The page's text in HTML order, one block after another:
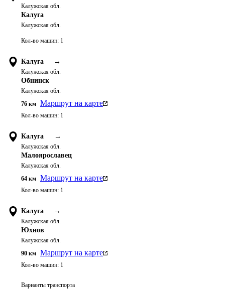
Калужская обл.
Калуга
Калужская обл.
Кол-во машин: 1
Калуга →
Калужская обл.
Обнинск
Калужская обл.
76 км Маршрут на карте
Кол-во машин: 1
Калуга →
Калужская обл.
Малоярославец
Калужская обл.
64 км Маршрут на карте
Кол-во машин: 1
Калуга →
Калужская обл.
Юхнов
Калужская обл.
90 км Маршрут на карте
Кол-во машин: 1
Варианты транспорта